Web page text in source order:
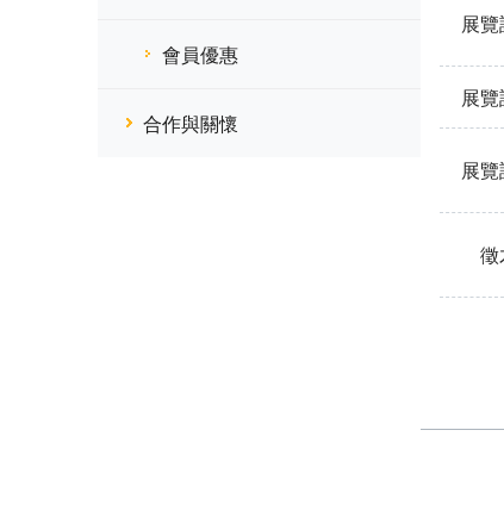
會員優惠
合作與關懷
展
展
展